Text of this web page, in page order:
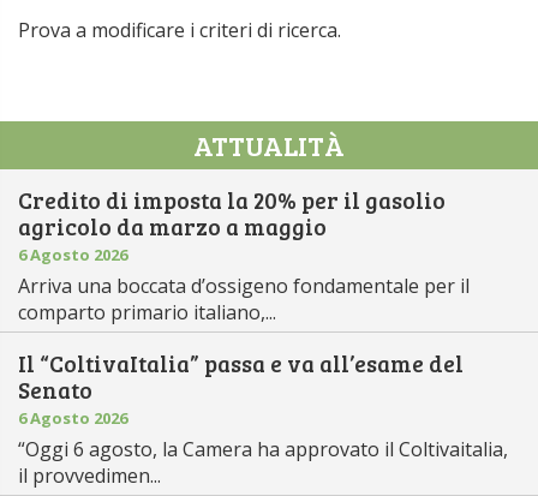
Prova a modificare i criteri di ricerca.
ATTUALITÀ
Credito di imposta la 20% per il gasolio
agricolo da marzo a maggio
6 Agosto 2026
Arriva una boccata d’ossigeno fondamentale per il
comparto primario italiano,...
Il “ColtivaItalia” passa e va all’esame del
Senato
6 Agosto 2026
“Oggi 6 agosto, la Camera ha approvato il Coltivaitalia,
il provvedimen...